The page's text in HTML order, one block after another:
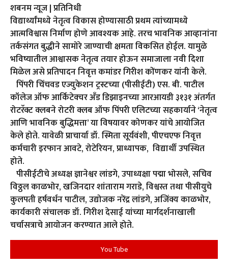
शबनम न्यूज | प्रतिनिधी
विद्यार्थ्यांमध्ये नेतृत्व विकास होण्यासाठी प्रथम त्यांच्यामध्ये
आत्मविश्वास निर्माण होणे आवश्यक आहे. तरच भावनिक आव्हानांना
तर्कसंगत बुद्धीने सामोरे जाण्याची क्षमता विकसित होईल. यामुळे
भविष्यातील आश्वासक नेतृत्व तयार होऊन समाजाला नवी दिशा
मिळेल असे प्रतिपादन निवृत्त कमांडर गिरीश कोंणकर यांनी केले.
पिंपरी चिंचवड एज्युकेशन ट्रस्टच्या (पीसीईटी) एस. बी. पाटील
कॉलेज ऑफ आर्किटेक्चर अँड डिझाइनच्या आरआयडी ३१३१ अंतर्गत
रोटरॅक्ट क्लबने रोटरी क्लब ऑफ पिंपरी एलिटच्या सहकार्याने ‘नेतृत्व
आणि भावनिक बुद्धिमत्ता’ या विषयावर कोणकर यांचे आयोजित
केले होते. यावेळी प्राचार्या डॉ. स्मिता सूर्यवंशी, पीएचएफ निवृत्त
कर्मचारी इरफान आवटे, रोटेरियन, प्राध्यापक, विद्यार्थी उपस्थित
होते.
पीसीईटीचे अध्यक्ष ज्ञानेश्वर लांडगे, उपाध्यक्षा पद्मा भोसले, सचिव
विठ्ठल काळभोर, खजिनदार शांताराम गराडे, विश्वस्त तथा पीसीयुचे
कुलपती हर्षवर्धन पाटील, उद्योजक नरेंद्र लांडगे, अजिंक्य काळभोर,
कार्यकारी संचालक डॉ. गिरीश देसाई यांच्या मार्गदर्शनाखाली
चर्चासत्राचे आयोजन करण्यात आले होते.
You Tube